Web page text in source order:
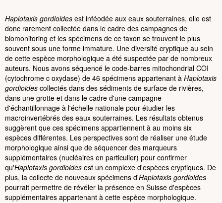
Haplotaxis gordioides est inféodée aux eaux souterraines, elle est
donc rarement collectée dans le cadre des campagnes de
biomonitoring et les spécimens de ce taxon se trouvent le plus
souvent sous une forme immature. Une diversité cryptique au sein
de cette espèce morphologique a été suspectée par de nombreux
auteurs. Nous avons séquencé le code-barres mitochondrial COI
(cytochrome c oxydase) de 46 spécimens appartenant à Haplotaxis
gordioides collectés dans des sédiments de surface de rivières,
dans une grotte et dans le cadre d'une campagne
d'échantillonnage à l'échelle nationale pour étudier les
macroinvertébrés des eaux souterraines. Les résultats obtenus
suggèrent que ces spécimens appartiennent à au moins six
espèces différentes. Les perspectives sont de réaliser une étude
morphologique ainsi que de séquencer des marqueurs
supplémentaires (nucléaires en particulier) pour confirmer
qu'Haplotaxis gordioides est un complexe d'espèces cryptiques. De
plus, la collecte de nouveaux spécimens d'Haplotaxis gordioides
pourrait permettre de révéler la présence en Suisse d'espèces
supplémentaires appartenant à cette espèce morphologique.